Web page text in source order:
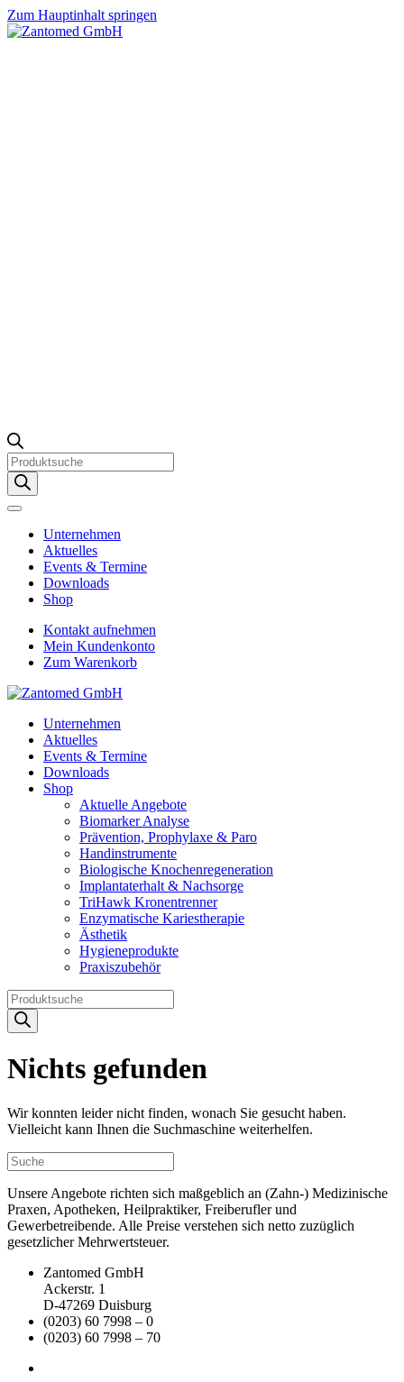
Zum Hauptinhalt springen
Products
search
Unternehmen
Aktuelles
Events & Termine
Downloads
Shop
Kontakt aufnehmen
Mein Kundenkonto
Zum Warenkorb
Unternehmen
Aktuelles
Events & Termine
Downloads
Shop
Aktuelle Angebote
Biomarker Analyse
Prävention, Prophylaxe & Paro
Handinstrumente
Biologische Knochenregeneration
Implantaterhalt & Nachsorge
TriHawk Kronentrenner
Enzymatische Kariestherapie
Ästhetik
Hygieneprodukte
Praxiszubehör
Products
search
Nichts gefunden
Wir konnten leider nicht finden, wonach Sie gesucht haben.
Vielleicht kann Ihnen die Suchmaschine weiterhelfen.
Unsere Angebote richten sich maßgeblich an (Zahn-) Medizinische
Praxen, Apotheken, Heilpraktiker, Freiberufler und
Gewerbetreibende. Alle Preise verstehen sich netto zuzüglich
gesetzlicher Mehrwertsteuer.
Zantomed GmbH
Ackerstr. 1
D-47269 Duisburg
(0203) 60 7998 – 0
(0203) 60 7998 – 70